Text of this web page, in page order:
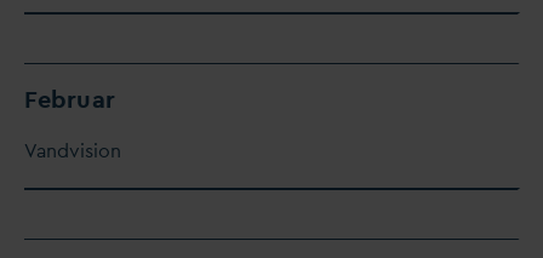
Februar
Vandvision